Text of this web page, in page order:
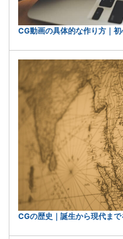
CG動画の具体的な作り方｜
CGの歴史｜誕生から現代まで